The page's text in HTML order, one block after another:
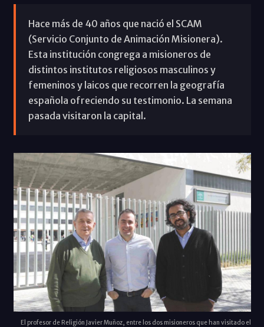
Hace más de 40 años que nació el SCAM
(Servicio Conjunto de Animación Misionera).
Esta institución congrega a misioneros de
distintos institutos religiosos masculinos y
femeninos y laicos que recorren la geografía
española ofreciendo su testimonio. La semana
pasada visitaron la capital.
El profesor de Religión Javier Muñoz, entre los dos misioneros que han visitado el